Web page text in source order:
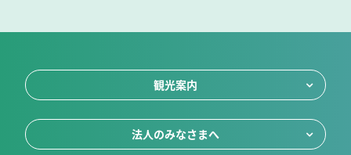
観光案内
法人のみなさまへ